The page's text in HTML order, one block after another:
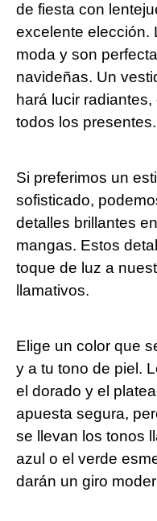
de fiesta con
excelente elección.
moda y son
navideñas. Un
hará lucir
todos los presentes.
Si preferimos un
sofisticado,
detalles brillantes
mangas. Estos
toque de luz a
llamativos.
Elige un color que
y a tu tono de piel.
el dorado y el
apuesta segura,
se llevan los tonos
azul o el verde
darán un giro